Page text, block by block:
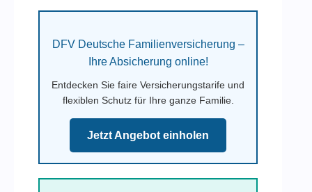
DFV Deutsche Familienversicherung –
Ihre Absicherung online!
Entdecken Sie faire Versicherungstarife und
flexiblen Schutz für Ihre ganze Familie.
Jetzt Angebot einholen